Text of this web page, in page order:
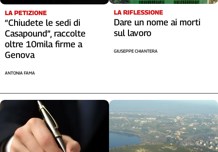
Cerca
Contatti
Newsletter
Social
LA PETIZIONE
“Chiudete le sedi di
Casapound”, raccolte
oltre 10mila firme a
Genova
ANTONIA FAMA
LA RIFLESSIONE
Dare un nome ai morti
sul lavoro
GIUSEPPE CHIANTERA